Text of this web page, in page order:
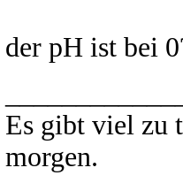
der pH ist bei
Es gibt viel zu
morgen.